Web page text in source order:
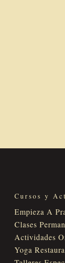
Cursos y
Empieza A
Clases
Actividades
Yoga